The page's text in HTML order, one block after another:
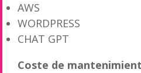
AWS
WORDPRESS
CHAT GPT
Coste de